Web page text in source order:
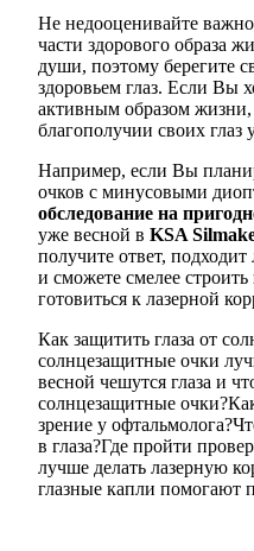
Не недооценивайте
части здорового образа
души, поэтому берегите
здоровьем глаз. Если Вы
активным образом жизни,
благополучии своих глаз
Например, если Вы
очков с минусовыми
обследование на
уже весной в KSA
получите ответ,
и сможете смелее
готовиться к лазерной
Как защитить глаза от
солнцезащитные очки
весной чешутся глаза и
солнцезащитные очки?
зрение у офтальмолога?
в глаза?Где пройти
лучше делать лазерную
глазные капли помогают